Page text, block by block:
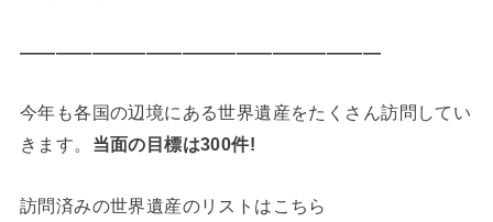
————————————————————
今年も各国の辺境にある世界遺産をたくさん訪問してい
きます。 当面の目標は300件!
訪問済みの世界遺産のリストはこちら